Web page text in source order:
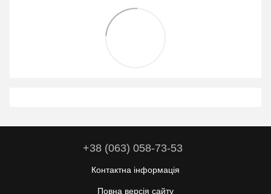
+38 (063) 058-73-53
Контактна інформація
Повна версія сайту